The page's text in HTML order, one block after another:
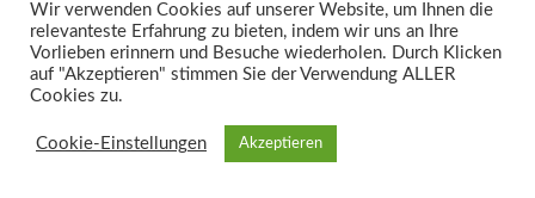
Wir verwenden Cookies auf unserer Website, um Ihnen die
relevanteste Erfahrung zu bieten, indem wir uns an Ihre
Vorlieben erinnern und Besuche wiederholen. Durch Klicken
auf "Akzeptieren" stimmen Sie der Verwendung ALLER
Cookies zu.
Cookie-Einstellungen Akzeptieren